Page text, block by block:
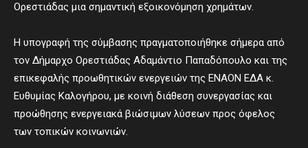
Ορεστιάδας μια σημαντική εξοικονόμηση χρημάτων.
Η υπογραφή της σύμβασης πραγματοποιήθηκε σήμερα από
τον Δήμαρχο Ορεστιάδας Αδαμάντιο Παπαδόπουλο και της
επικεφαλής προωθητικών ενεργειών της ΕΝΑΟΝ ΕΔΑ κ.
Ευθυμίας Καλογήρου, με κοινή διάθεση συνεργασίας και
προώθησης ενεργειακά βιώσιμων λύσεων προς όφελος
των τοπικών κοινωνιών.